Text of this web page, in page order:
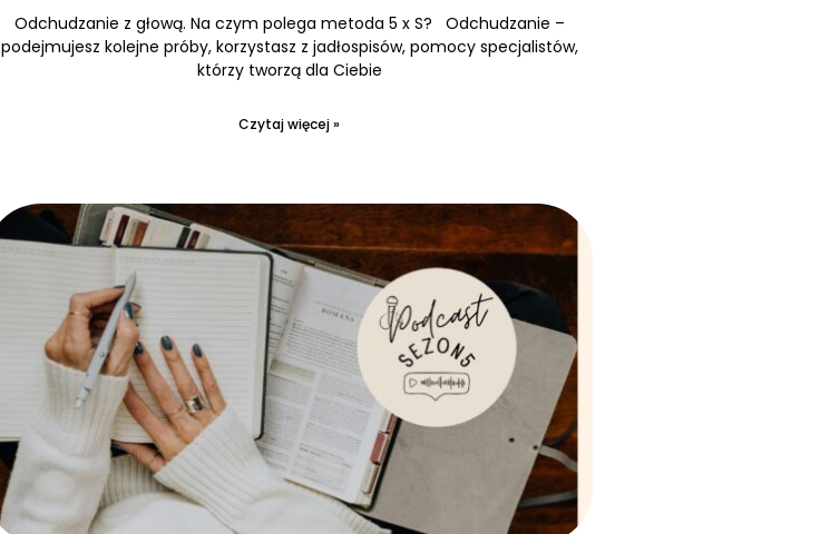
Odchudzanie z głową. Na czym polega metoda 5 x S? Odchudzanie –
podejmujesz kolejne próby, korzystasz z jadłospisów, pomocy specjalistów,
którzy tworzą dla Ciebie
Czytaj więcej »